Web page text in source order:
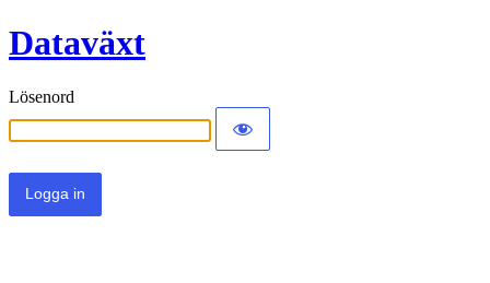
Dataväxt
Lösenord